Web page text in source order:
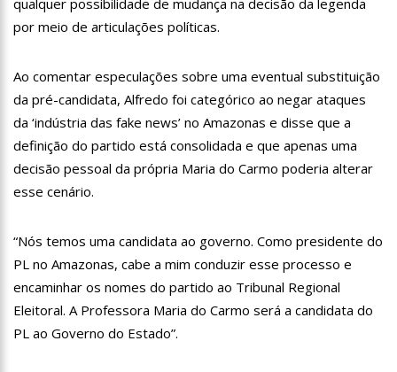
12:06 “Me sentia diminuído por ser conhecido como o gay do JN”,
diz Matheus Ribeiro
enfrentar
12:24
Prefeitura de Manaus divulga resultado preliminar do
Programa Bolsa Idiomas 2023
12:21 VÍDEO: Homem confessa que m4tou companheira em
Manaus e diz que vítima era “ciumenta”
12:15 Produtor de Lana Del Rey será investigado por crime de
12:01 Última Chamada: Convocação da lista de espera do Fies
encerra nesta sexta
11:53 Prefeitura de Manaus abre inscrições gratuitas para
treinamento sobre marketing digital
10:01 Junho violeta – Caimi realiza grande caminhada para
por meio de articulações políticas.
Ao comentar especulações sobre uma eventual substituição
da pré-candidata, Alfredo foi categórico ao negar ataques
da ‘indústria das fake news’ no Amazonas e disse que a
definição do partido está consolidada e que apenas uma
decisão pessoal da própria Maria do Carmo poderia alterar
esse cenário.
“Nós temos uma candidata ao governo. Como presidente do
PL no Amazonas, cabe a mim conduzir esse processo e
encaminhar os nomes do partido ao Tribunal Regional
Eleitoral. A Professora Maria do Carmo será a candidata do
PL ao Governo do Estado”.